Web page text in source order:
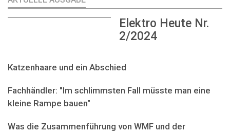
Elektro Heute Nr.
2/2024
Katzenhaare und ein Abschied
Fachhändler: "Im schlimmsten Fall müsste man eine
kleine Rampe bauen"
Was die Zusammenführung von WMF und der